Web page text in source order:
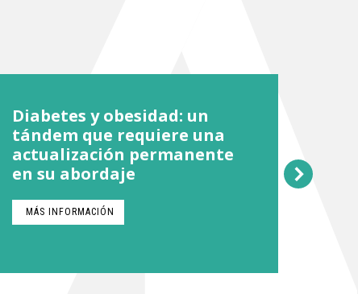
Diabetes y obesidad: un
tándem que requiere una
actualización permanente
en su abordaje
MÁS INFORMACIÓN